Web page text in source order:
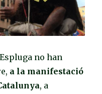
no han
a la manifestació
, a